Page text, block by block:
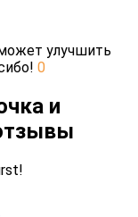
улучшить
0
и